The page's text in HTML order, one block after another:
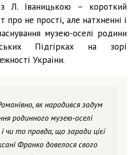
Л. Іваницькою – короткий
не прості, але натхненні і
музею-оселі родини
Підгірках на зорі
України.
як народився задум
родинного музею-оселі
чи то правда, що заради цієї
Франко довелося свого